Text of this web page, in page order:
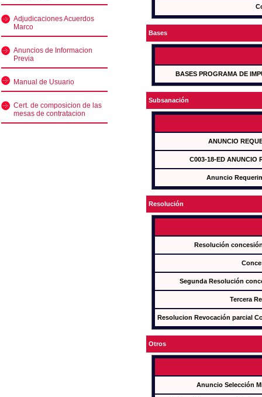
Adjudicaciones Acuerdos
Marco
Anuncios de Informacion
Previa
Manual de Usuario
Cert. de composicion de las
mesas de contratacion
Bases
BASES PROGRAMA DE
Subsanación
ANUNCIO
C003-18-ED ANUNCIO
Anuncio
Resolución
Resolución
Segunda Resolución
Tercera
Resolucion Revocación parcial
Otros
Anuncio Selección